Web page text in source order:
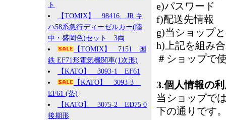
ト
【TOMIX】 98416 JR キ
ハ58系急行ディーゼルカー(陸
中・盛岡色)セット 3両
【TOMIX】 7151 国
鉄 EF71形電気機関車(1次形)
【KATO】 3093-1 EF61
【KATO】 3093-3
EF61 (茶)
【KATO】 3075-2 ED75 0
後期形
e)パスワード
f)配送先情報
g)当ショップ
h)上記を組み
＃ショップで
3.個人情報の
当ショップで
下の通りです